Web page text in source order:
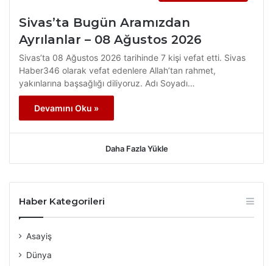
Sivas’ta Bugün Aramızdan
Ayrılanlar – 08 Ağustos 2026
Sivas’ta 08 Ağustos 2026 tarihinde 7 kişi vefat etti. Sivas
Haber346 olarak vefat edenlere Allah’tan rahmet,
yakınlarına başsağlığı diliyoruz. Adı Soyadı…
Devamını Oku »
Daha Fazla Yükle
Haber Kategorileri
Asayiş
Dünya